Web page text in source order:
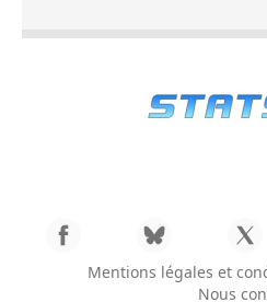
Mentions légales et
Nous